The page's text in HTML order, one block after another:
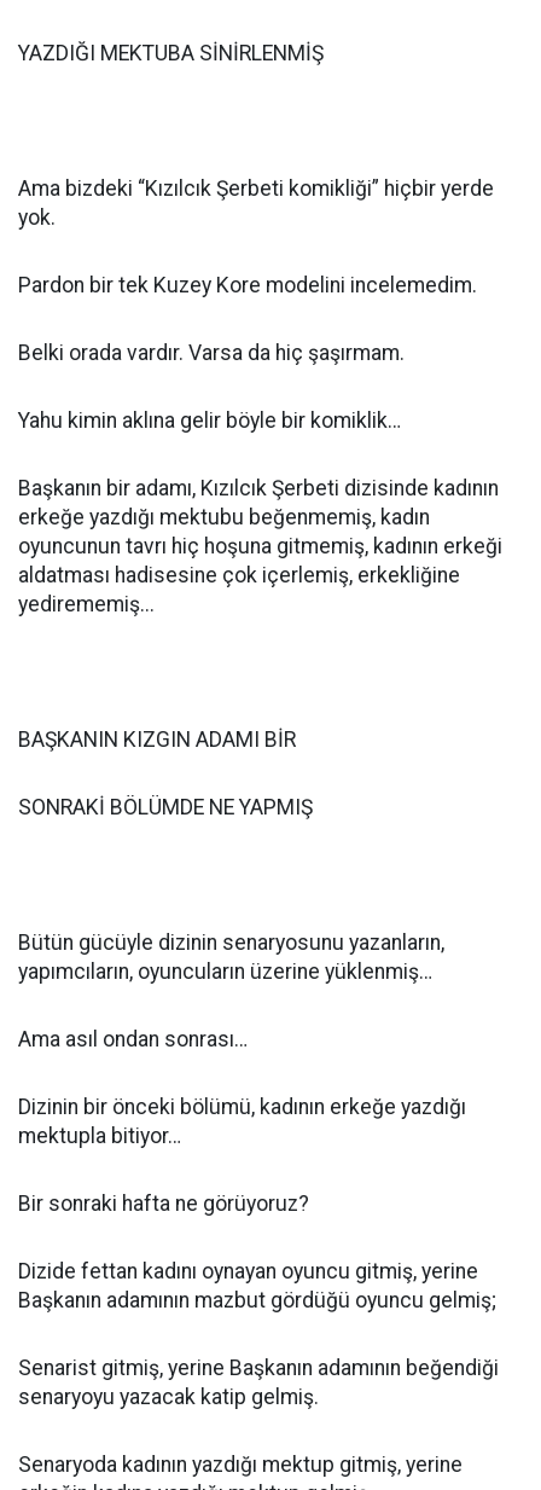
YAZDIĞI MEKTUBA SİNİRLENMİŞ
Ama bizdeki “Kızılcık Şerbeti komikliği” hiçbir yerde
yok.
Pardon bir tek Kuzey Kore modelini incelemedim.
Belki orada vardır. Varsa da hiç şaşırmam.
Yahu kimin aklına gelir böyle bir komiklik…
Başkanın bir adamı, Kızılcık Şerbeti dizisinde kadının
erkeğe yazdığı mektubu beğenmemiş, kadın
oyuncunun tavrı hiç hoşuna gitmemiş, kadının erkeği
aldatması hadisesine çok içerlemiş, erkekliğine
yedirememiş...
BAŞKANIN KIZGIN ADAMI BİR
SONRAKİ BÖLÜMDE NE YAPMIŞ
Bütün gücüyle dizinin senaryosunu yazanların,
yapımcıların, oyuncuların üzerine yüklenmiş…
Ama asıl ondan sonrası…
Dizinin bir önceki bölümü, kadının erkeğe yazdığı
mektupla bitiyor…
Bir sonraki hafta ne görüyoruz?
Dizide fettan kadını oynayan oyuncu gitmiş, yerine
Başkanın adamının mazbut gördüğü oyuncu gelmiş;
Senarist gitmiş, yerine Başkanın adamının beğendiği
senaryoyu yazacak katip gelmiş.
Senaryoda kadının yazdığı mektup gitmiş, yerine